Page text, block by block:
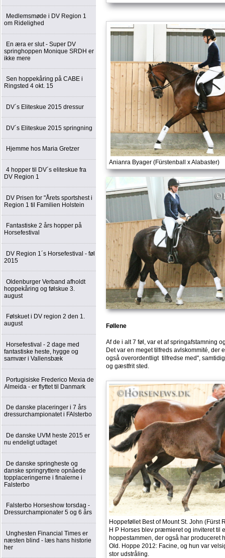
Medlemsmøde i DV Region 1
om Ridelighed
En æra er slut - Super DV
springhoppen Monique SRDH er
ikke mere
Sen hoppekåring på CABE i
Ringsted 4 okt. 15
DV´s Eliteskue 2015 dressur
DV´s Eliteskue 2015 springning
Hjemme hos Maria Gretzer
4 hopper til DV´s eliteskue fra
DV Region 1
DV Prisen for "Årets sportshest i
Region 1 til Familien Holstein
Fantastiske 2 års hopper på
Horsefestival
DV Region 1´s Horsefestival - føl
2015
Oldenburger Verband afholdt
hoppekåring og følskue 3.
august
Følskuet i DV region 2 den 1.
august
Horsefestival - 2 dage med
fantastiske heste, hygge og
samvær i Vallensbæk
Portugisiske Frederico Mexia de
Almeida - er flyttet til Danmark
De danske placeringer i 7 års
dressurchampionatet i FAlsterbo
De danske UVM heste 2015 er
nu endeligt udtaget
De danske springheste og
danske springryttere opnåede
topplaceringerne i finalerne i
Falsterbo
Falsterbo Horseshow torsdag -
Dressurchampionater 5 og 6 års
Unghesten Financial Times er
næsten blind - læs hans historie
her
Anianra Byager (Fürstenball x Alabaster)
Føllene
Af de i alt 7 føl, var et af springafstamning
Det var en meget tilfreds avlskommité,
også overordentligt tilfredse med",
og gæstfrit sted.
Hoppeføllet Best of Mount St. John (Fürst
H P Horses blev præmieret og inviteret til
hoppestammen, der også har produceret
Old. Hoppe 2012: Facine, og hun var
stor udstråling.